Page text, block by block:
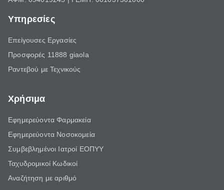
Υπηρεσίες
Επείγουσες Εργασίες
Προσφορές 11888 giaola
Ραντεβού με Τεχνικούς
Χρήσιμα
Εφημερεύοντα Φαρμακεία
Εφημερεύοντα Νοσοκομεία
Συμβεβλημένοι Ιατροί ΕΟΠΥΥ
Ταχυδρομικοί Κωδικοί
Αναζήτηση με αριθμό